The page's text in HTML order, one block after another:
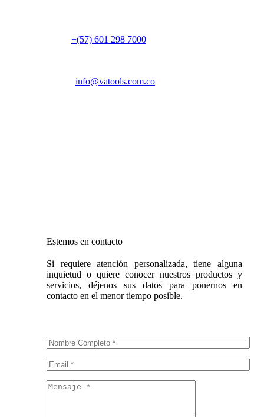
+(57) 601 298 7000
info@vatools.com.co
Estemos en contacto
Si requiere atención personalizada, tiene alguna
inquietud o quiere conocer nuestros productos y
servicios, déjenos sus datos para ponernos en
contacto en el menor tiempo posible.